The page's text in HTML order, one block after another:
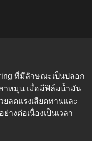
ที่มีลักษณะเป็นปลอก
ลาหมุน เมื่อมีฟิล์มน้ำมัน
ลดแรงเสียดทานและ
างต่อเนื่องเป็นเวลา